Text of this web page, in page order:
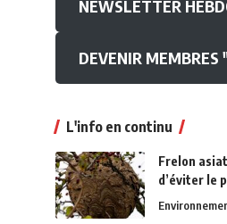
NEWSLETTER
DEVENIR MEMBRES
L'info en continu
Frelon
d’éviter le